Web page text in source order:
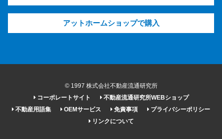
アットホームショップで購入
© 1997 株式会社不動産流通研究所
コーポレートサイト
不動産流通研究所WEBショップ
不動産用語集
OEMサービス 免責事項
プライバシーポリシー
リンクについて